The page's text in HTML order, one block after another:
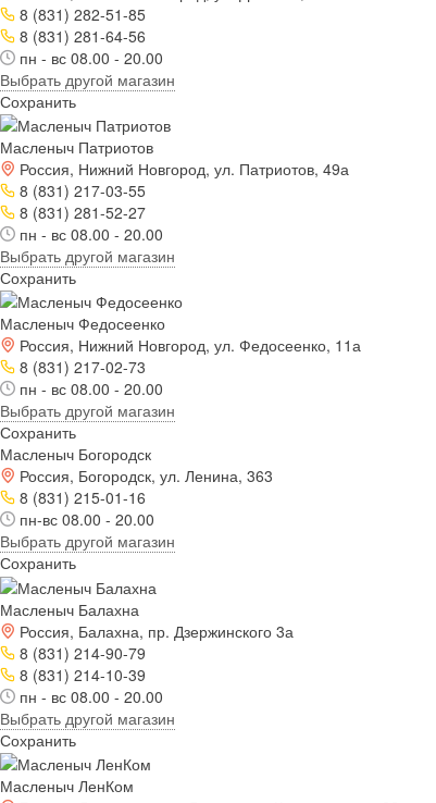
8 (831) 282-51-85
8 (831) 281-64-56
пн - вс 08.00 - 20.00
Выбрать другой магазин
Сохранить
Масленыч Патриотов
Россия, Нижний Новгород, ул. Патриотов, 49а
8 (831) 217-03-55
8 (831) 281-52-27
пн - вс 08.00 - 20.00
Выбрать другой магазин
Сохранить
Масленыч Федосеенко
Россия, Нижний Новгород, ул. Федосеенко, 11а
8 (831) 217-02-73
пн - вс 08.00 - 20.00
Выбрать другой магазин
Сохранить
Масленыч Богородск
Россия, Богородск, ул. Ленина, 363
8 (831) 215-01-16
пн-вс 08.00 - 20.00
Выбрать другой магазин
Сохранить
Масленыч Балахна
Россия, Балахна, пр. Дзержинского 3а
8 (831) 214-90-79
8 (831) 214-10-39
пн - вс 08.00 - 20.00
Выбрать другой магазин
Сохранить
Масленыч ЛенКом